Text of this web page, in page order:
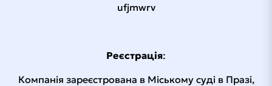
ufjmwrv
Реєстрація:
Компанія зареєстрована в Міському суді в Празі,